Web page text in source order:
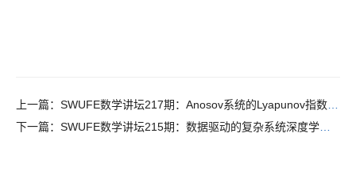
上一篇： SWUFE数学讲坛217期：Anosov系统的Lyapunov指数刚性
下一篇： SWUFE数学讲坛215期：数据驱动的复杂系统深度学习预测